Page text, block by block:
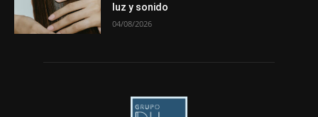
luz y sonido
04/08/2026